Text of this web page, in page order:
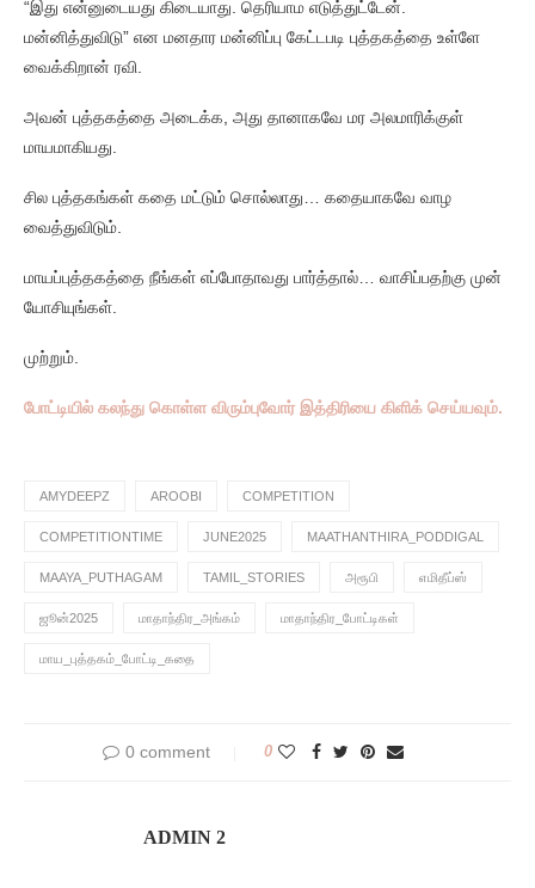
“இது என்னுடையது கிடையாது. தெரியாம எடுத்துட்டேன்.
மன்னித்துவிடு” என மனதார மன்னிப்பு கேட்டபடி புத்தகத்தை உள்ளே
வைக்கிறான் ரவி.
அவன் புத்தகத்தை அடைக்க, அது தானாகவே மர அலமாரிக்குள்
மாயமாகியது.
சில புத்தகங்கள் கதை மட்டும் சொல்லாது… கதையாகவே வாழ
வைத்துவிடும்.
மாயப்புத்தகத்தை நீங்கள் எப்போதாவது பார்த்தால்… வாசிப்பதற்கு முன்
யோசியுங்கள்.
முற்றும்.
போட்டியில் கலந்து கொள்ள விரும்புவோர் இத்திரியை கிளிக் செய்யவும்.
AMYDEEPZ AROOBI COMPETITION
COMPETITIONTIME JUNE2025 MAATHANTHIRA_PODDIGAL
MAAYA_PUTHAGAM TAMIL_STORIES அரூபி எமிதீப்ஸ்
ஜூன்2025 மாதாந்திர_அங்கம் மாதாந்திர_போட்டிகள்
மாய_புத்தகம்_போட்டி_கதை
0 comment 0
ADMIN 2